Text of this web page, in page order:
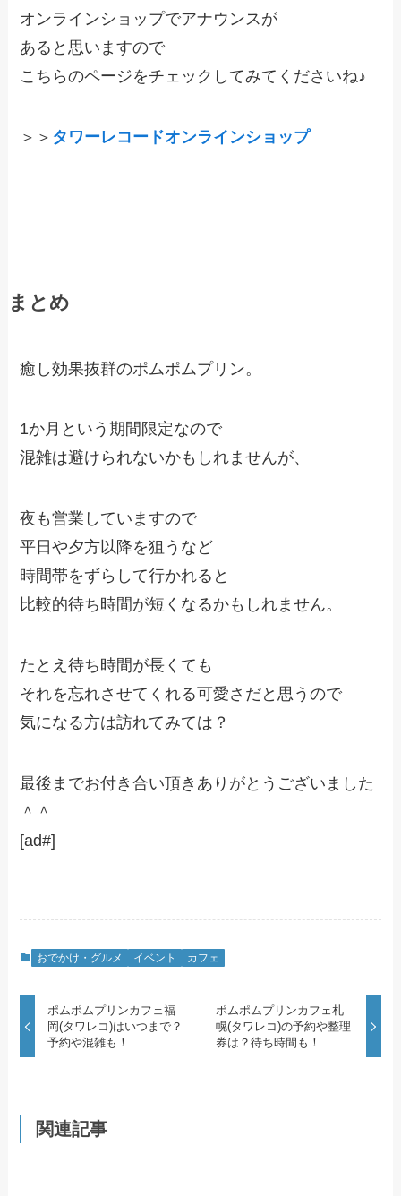
オンラインショップでアナウンスが
あると思いますので
こちらのページをチェックしてみてくださいね♪
＞＞ タワーレコードオンラインショップ
まとめ
癒し効果抜群のポムポムプリン。
1か月という期間限定なので
混雑は避けられないかもしれませんが、
夜も営業していますので
平日や夕方以降を狙うなど
時間帯をずらして行かれると
比較的待ち時間が短くなるかもしれません。
たとえ待ち時間が長くても
それを忘れさせてくれる可愛さだと思うので
気になる方は訪れてみては？
最後までお付き合い頂きありがとうございました
＾＾
[ad#]
おでかけ・グルメ イベント カフェ
ポムポムプリンカフェ福
岡(タワレコ)はいつまで？
予約や混雑も！
ポムポムプリンカフェ札
幌(タワレコ)の予約や整理
券は？待ち時間も！
関連記事